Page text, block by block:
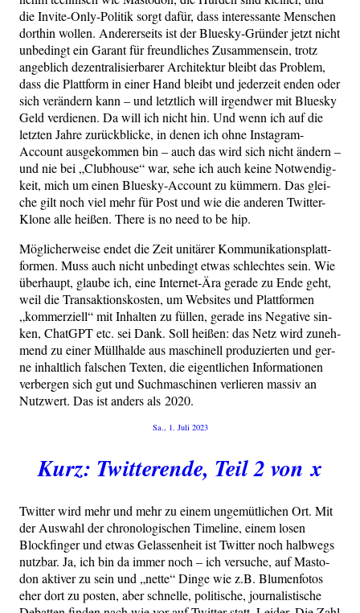
die Invi­te-Only-Poli­tik sorgt dafür, dass inter­es­san­te Men­schen
dort­hin wol­len. Ande­rer­seits ist der Blues­ky-Grün­der jetzt nicht
unbe­dingt ein Garant für freund­li­ches Zusam­men­sein, trotz
angeb­lich dezen­tra­li­sier­ba­rer Archi­tek­tur bleibt das Pro­blem,
dass die Platt­form in einer Hand bleibt und jeder­zeit enden oder
sich ver­än­dern kann – und letzt­lich will irgend­wer mit Blues­ky
Geld ver­die­nen. Da will ich nicht hin. Und wenn ich auf die
letz­ten Jah­re zurück­bli­cke, in denen ich ohne Insta­gram-
Account aus­ge­kom­men bin – auch das wird sich nicht ändern –
und nie bei „Club­house“ war, sehe ich auch kei­ne Not­wen­dig­
keit, mich um einen Blues­ky-Account zu küm­mern. Das glei­
che gilt noch viel mehr für Post und wie die ande­ren Twit­ter-
Klo­ne alle hei­ßen. The­re is no need to be hip.
Mög­li­cher­wei­se endet die Zeit unitä­rer Kom­mu­ni­ka­ti­ons­platt­
for­men. Muss auch nicht unbe­dingt etwas schlech­tes sein. Wie
über­haupt, glau­be ich, eine Inter­net-Ära gera­de zu Ende geht,
weil die Trans­ak­ti­ons­kos­ten, um Web­sites und Platt­for­men
„kom­mer­zi­ell“ mit Inhal­ten zu fül­len, gera­de ins Nega­ti­ve sin­
ken, ChatGPT etc. sei Dank. Soll hei­ßen: das Netz wird zuneh­
mend zu einer Müll­hal­de aus maschi­nell pro­du­zier­ten und ger­
ne inhalt­lich fal­schen Tex­ten, die eigent­li­chen Infor­ma­tio­nen
ver­ber­gen sich gut und Such­ma­schi­nen ver­lie­ren mas­siv an
Nutz­wert. Das ist anders als 2020.
Veröffentlicht
Sa., 1. Juli 2023
Kurz: Twitterende, Teil 2 von x
Twit­ter wird mehr und mehr zu einem unge­müt­li­chen Ort. Mit
der Aus­wahl der chro­no­lo­gi­schen Time­line, einem losen
Block­fin­ger und etwas Gelas­sen­heit ist Twit­ter noch halb­wegs
nutz­bar. Ja, ich bin da immer noch – ich ver­su­che, auf Mast­o­
don akti­ver zu sein und „net­te“ Din­ge wie z.B. Blu­men­fo­tos
eher dort zu pos­ten, aber schnel­le, poli­ti­sche, jour­na­lis­ti­sche